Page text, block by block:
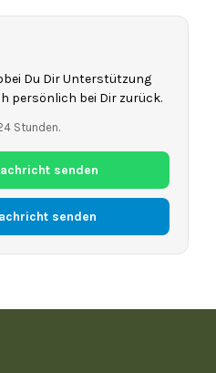
Du Dir Unterstützung
persönlich bei Dir zurück.
Stunden.
senden
senden